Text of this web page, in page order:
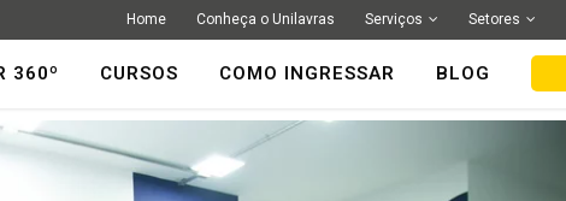
Home Conheça o Unilavras Serviços Setores
360º CURSOS COMO INGRESSAR BLOG